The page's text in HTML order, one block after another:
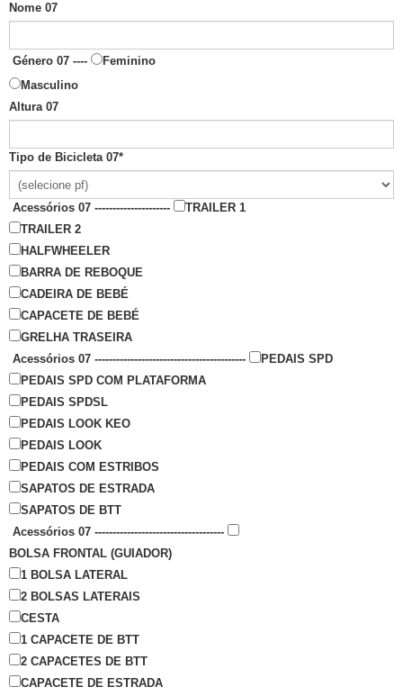
Nome 07
Género 07 ----
Feminino
Masculino
Altura 07
Tipo de Bicicleta 07*
Acessórios 07 ---------------------
TRAILER 1
TRAILER 2
HALFWHEELER
BARRA DE REBOQUE
CADEIRA DE BEBÉ
CAPACETE DE BEBÉ
GRELHA TRASEIRA
Acessórios 07 ------------------------------------------
PEDAIS SPD
PEDAIS SPD COM PLATAFORMA
PEDAIS SPDSL
PEDAIS LOOK KEO
PEDAIS LOOK
PEDAIS COM ESTRIBOS
SAPATOS DE ESTRADA
SAPATOS DE BTT
Acessórios 07 ------------------------------------
BOLSA FRONTAL (GUIADOR)
1 BOLSA LATERAL
2 BOLSAS LATERAIS
CESTA
1 CAPACETE DE BTT
2 CAPACETES DE BTT
CAPACETE DE ESTRADA